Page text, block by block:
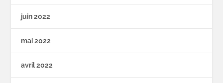
juin 2022
mai 2022
avril 2022